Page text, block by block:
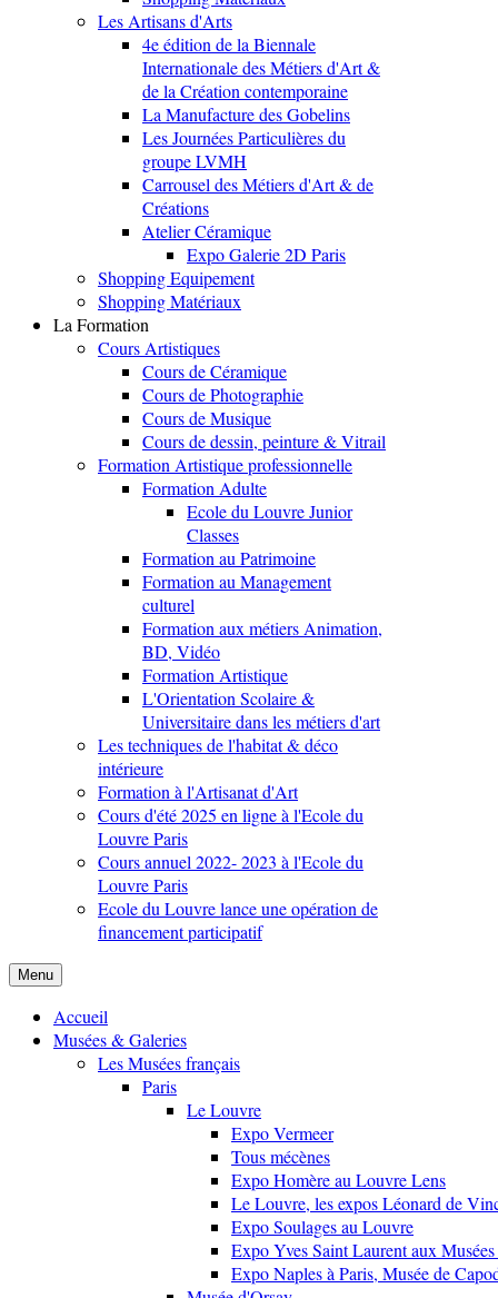
Les Artisans d'Arts
4e édition de la Biennale
Internationale des Métiers d'Art &
de la Création contemporaine
La Manufacture des Gobelins
Les Journées Particulières du
groupe LVMH
Carrousel des Métiers d'Art & de
Créations
Atelier Céramique
Expo Galerie 2D Paris
Shopping Equipement
Shopping Matériaux
La Formation
Cours Artistiques
Cours de Céramique
Cours de Photographie
Cours de Musique
Cours de dessin, peinture & Vitrail
Formation Artistique professionnelle
Formation Adulte
Ecole du Louvre Junior
Classes
Formation au Patrimoine
Formation au Management
culturel
Formation aux métiers Animation,
BD, Vidéo
Formation Artistique
L'Orientation Scolaire &
Universitaire dans les métiers d'art
Les techniques de l'habitat & déco
intérieure
Formation à l'Artisanat d'Art
Cours d'été 2025 en ligne à l'Ecole du
Louvre Paris
Cours annuel 2022- 2023 à l'Ecole du
Louvre Paris
Ecole du Louvre lance une opération de
financement participatif
Menu
Accueil
Musées & Galeries
Les Musées français
Paris
Le Louvre
Expo Vermeer
Tous mécènes
Expo Homère au Louvre Lens
Le Louvre, les expos Léonard de
Expo Soulages au Louvre
Expo Yves Saint Laurent aux
Expo Naples à Paris, Musée de